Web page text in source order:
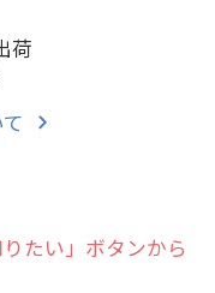
荷
たい」ボタンから